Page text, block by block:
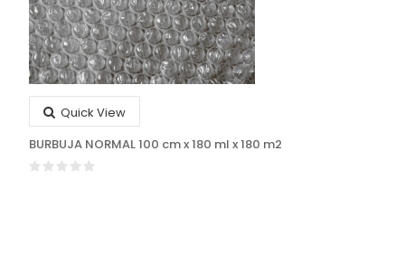
Quick View
BURBUJA NORMAL 100 cm x 180 ml x 180 m2